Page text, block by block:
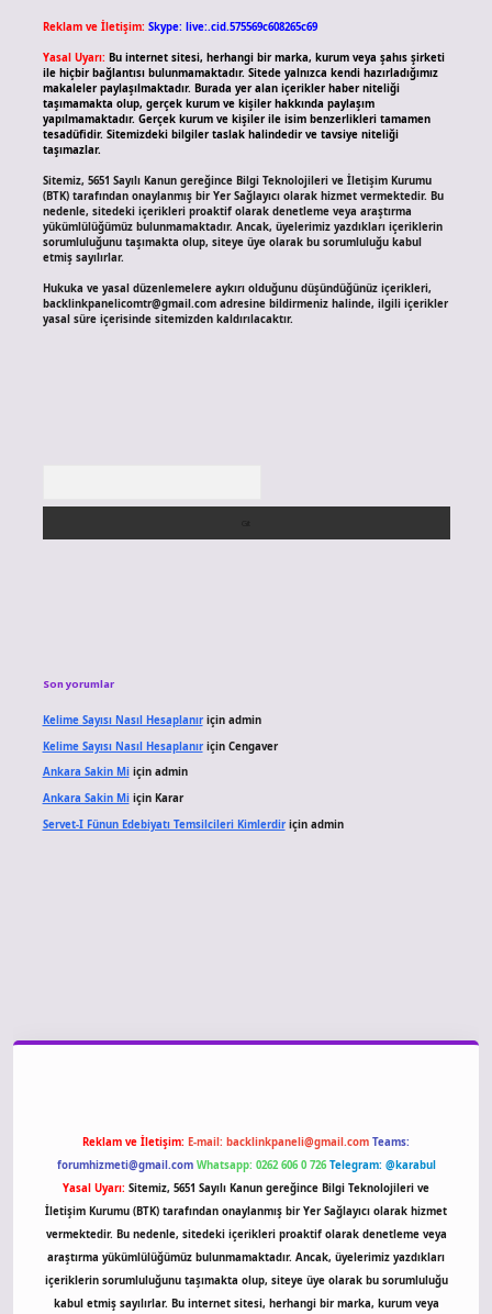
Reklam ve İletişim: Skype: live:.cid.575569c608265c69
Yasal Uyarı: Bu internet sitesi, herhangi bir marka, kurum veya şahıs şirketi
ile hiçbir bağlantısı bulunmamaktadır. Sitede yalnızca kendi hazırladığımız
makaleler paylaşılmaktadır. Burada yer alan içerikler haber niteliği
taşımamakta olup, gerçek kurum ve kişiler hakkında paylaşım
yapılmamaktadır. Gerçek kurum ve kişiler ile isim benzerlikleri tamamen
tesadüfidir. Sitemizdeki bilgiler taslak halindedir ve tavsiye niteliği
taşımazlar.
Sitemiz, 5651 Sayılı Kanun gereğince Bilgi Teknolojileri ve İletişim Kurumu
(BTK) tarafından onaylanmış bir Yer Sağlayıcı olarak hizmet vermektedir. Bu
nedenle, sitedeki içerikleri proaktif olarak denetleme veya araştırma
yükümlülüğümüz bulunmamaktadır. Ancak, üyelerimiz yazdıkları içeriklerin
sorumluluğunu taşımakta olup, siteye üye olarak bu sorumluluğu kabul
etmiş sayılırlar.
Hukuka ve yasal düzenlemelere aykırı olduğunu düşündüğünüz içerikleri,
backlinkpanelicomtr@gmail.comadresine bildirmeniz halinde, ilgili içerikler
yasal süre içerisinde sitemizden kaldırılacaktır.
Son yorumlar
Kelime Sayısı Nasıl Hesaplanıriçin admin
Kelime Sayısı Nasıl Hesaplanıriçin Cengaver
Ankara Sakin Miiçin admin
Ankara Sakin Miiçin Karar
Servet-I Fünun Edebiyatı Temsilcileri Kimlerdiriçin admin
Reklam ve İletişim: E-mail: backlinkpaneli@gmail.com Teams:
forumhizmeti@gmail.com Whatsapp: 0262 606 0 726 Telegram: @karabul
Yasal Uyarı: Sitemiz, 5651 Sayılı Kanun gereğince Bilgi Teknolojileri ve
İletişim Kurumu (BTK) tarafından onaylanmış bir Yer Sağlayıcı olarak hizmet
vermektedir. Bu nedenle, sitedeki içerikleri proaktif olarak denetleme veya
araştırma yükümlülüğümüz bulunmamaktadır. Ancak, üyelerimiz yazdıkları
içeriklerin sorumluluğunu taşımakta olup, siteye üye olarak bu sorumluluğu
kabul etmiş sayılırlar. Bu internet sitesi, herhangi bir marka, kurum veya